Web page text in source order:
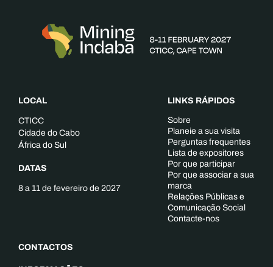
LOCAL
CTICC
Cidade do Cabo
África do Sul
DATAS
8 a 11 de fevereiro de 2027
CONTACTOS
LINKS RÁPIDOS
Sobre
Planeie a sua visita
Perguntas frequentes
Lista de expositores
Por que participar
Por que associar a sua
marca
Relações Públicas e
Comunicação Social
Contacte-nos